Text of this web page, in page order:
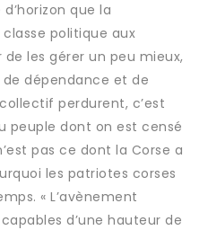
que la
politique aux
les gérer un peu mieux,
dépendance et de
perdurent, c’est
peuple dont on est censé
pas ce dont la Corse a
les patriotes corses
« L’avènement
d’une hauteur de